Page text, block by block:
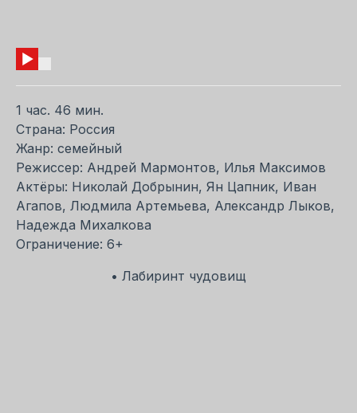
1 час. 46 мин.
Страна: Россия
Жанр: семейный
Режиссер: Андрей Мармонтов, Илья Максимов
Актёры: Николай Добрынин, Ян Цапник, Иван
Агапов, Людмила Артемьева, Александр Лыков,
Надежда Михалкова
Ограничение: 6+
• Лабиринт чудовищ